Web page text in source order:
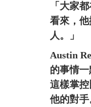
「大家
看來，
人。」
Austin
的事情
這樣掌
他的對手